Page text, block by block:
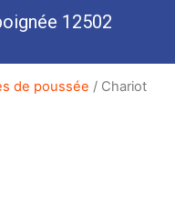
12502
de poussée / Chariot